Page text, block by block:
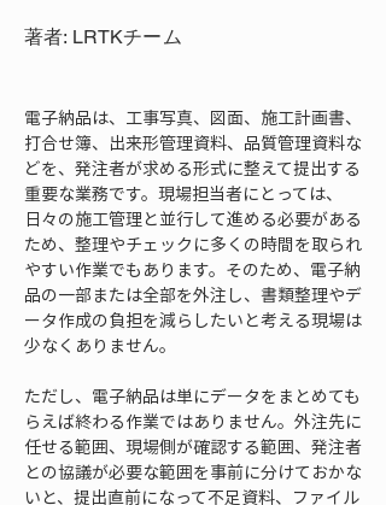
著者: LRTKチーム
電子納品は、工事写真、図面、施工計画書、
打合せ簿、出来形管理資料、品質管理資料な
どを、発注者が求める形式に整えて提出する
重要な業務です。現場担当者にとっては、
日々の施工管理と並行して進める必要がある
ため、整理やチェックに多くの時間を取られ
やすい作業でもあります。そのため、電子納
品の一部または全部を外注し、書類整理やデ
ータ作成の負担を減らしたいと考える現場は
少なくありません。
ただし、電子納品は単にデータをまとめても
らえば終わる作業ではありません。外注先に
任せる範囲、現場側が確認する範囲、発注者
との協議が必要な範囲を事前に分けておかな
いと、提出直前になって不足資料、ファイル